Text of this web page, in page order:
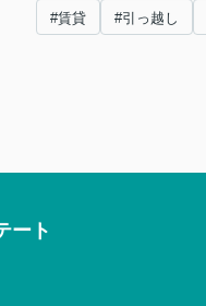
#賃貸 #引っ越し
ート